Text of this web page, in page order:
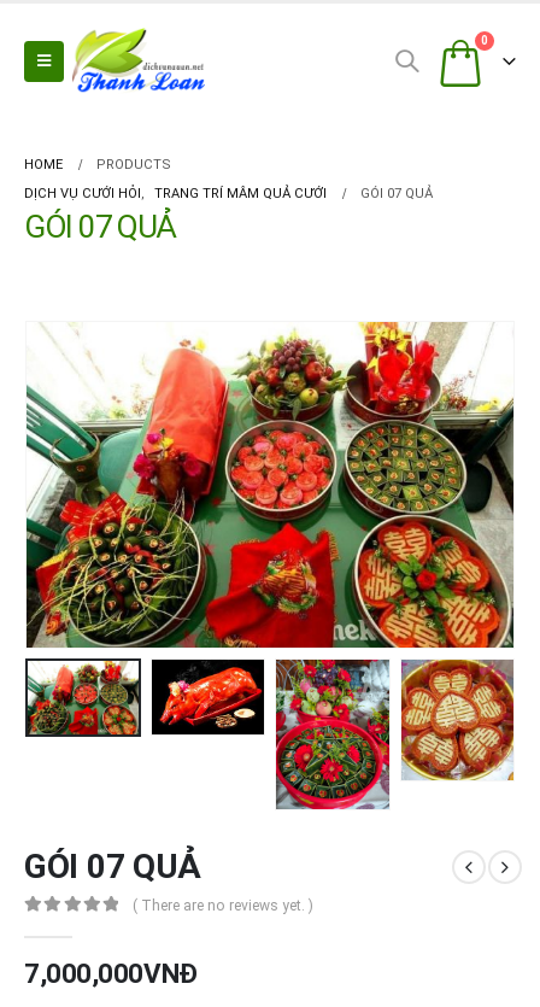
0
HOME
PRODUCTS
DỊCH VỤ CƯỚI HỎI , TRANG TRÍ MÂM QUẢ CƯỚI GÓI 07 QUẢ
GÓI 07 QUẢ
GÓI 07 QUẢ
( There are no reviews yet. )
7,000,000VNĐ